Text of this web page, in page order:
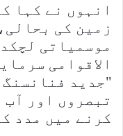
انہوں نے کہا
زمین کی
موسمیاتی
الاقوامی
"جدید فنانسنگ
تبصروں اور آب
کرنے میں مدد